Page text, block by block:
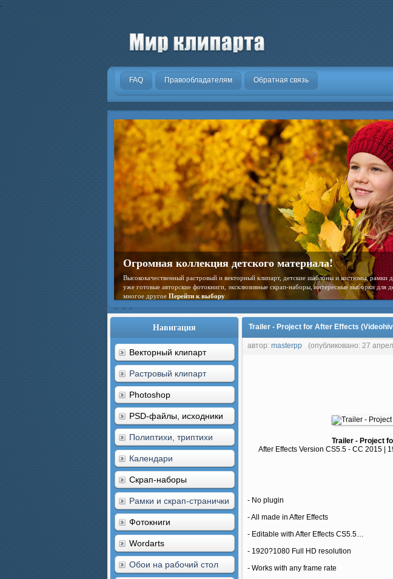
.
FAQ Правообладателям Обратная связь
Огромная коллекция детского материала!
Высококачественный растровый и векторный клипарт, детские шаблоны и костюмы, рамки
уже готовые авторские фотокниги, эксклюзивные скрап-наборы, интересные выборки для
многое другое Перейти к выбору
Навигация
Векторный клипарт
Растровый клипарт
Photoshop
PSD-файлы, исходники
Полиптихи, триптихи
Календари
Скрап-наборы
Рамки и скрап-странички
Фотокниги
Wordarts
Обои на рабочий стол
Trailer - Project for After Effects
автор: masterpp (опубликовано: 27
Trailer - Project
After Effects Version CS5.5 - CC 2015 |
- No plugin
- All made in After Effects
- Editable with After Effects CS5.5…
- 1920?1080 Full HD resolution
- Works with any frame rate